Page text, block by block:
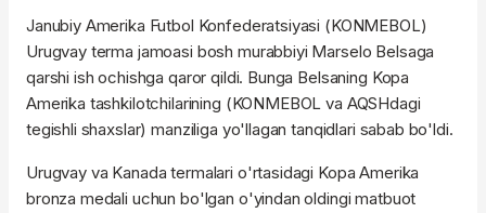
Janubiy Amerika Futbol Konfederatsiyasi (KONMEBOL)
Urugvay terma jamoasi bosh murabbiyi Marselo Belsaga
qarshi ish ochishga qaror qildi. Bunga Belsaning Kopa
Amerika tashkilotchilarining (KONMEBOL va AQSHdagi
tegishli shaxslar) manziliga yo'llagan tanqidlari sabab bo'ldi.
Urugvay va Kanada termalari o'rtasidagi Kopa Amerika
bronza medali uchun bo'lgan o'yindan oldingi matbuot